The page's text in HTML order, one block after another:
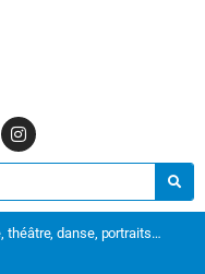
théâtre, danse, portraits…